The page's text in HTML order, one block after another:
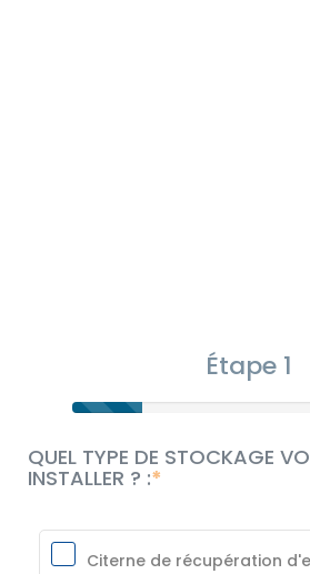
Étape 1
QUEL TYPE DE STOCKAGE
INSTALLER ? :
Citerne de récupération